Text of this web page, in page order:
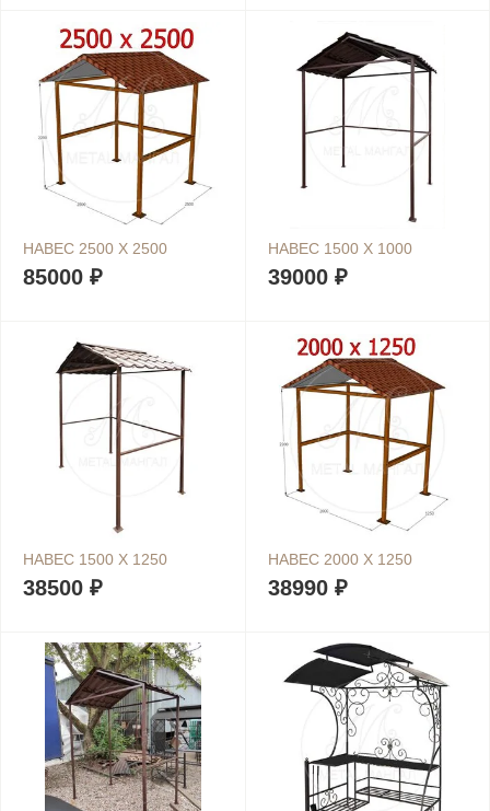
НАВЕС 2500 Х 2500
85000 ₽
НАВЕС 1500 Х 1000
39000 ₽
НАВЕС 1500 Х 1250
38500 ₽
НАВЕС 2000 Х 1250
38990 ₽